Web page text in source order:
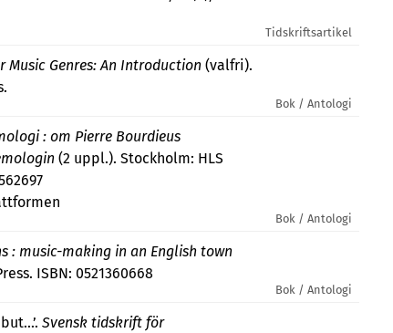
Tidskriftsartikel
Music Genres: An Introduction (valfri).
Bok / Antologi
: om Pierre Bourdieus
(2 uppl.). Stockholm: HLS
Bok / Antologi
: music-making in an English town
ISBN: 0521360668
Bok / Antologi
Svensk tidskrift för